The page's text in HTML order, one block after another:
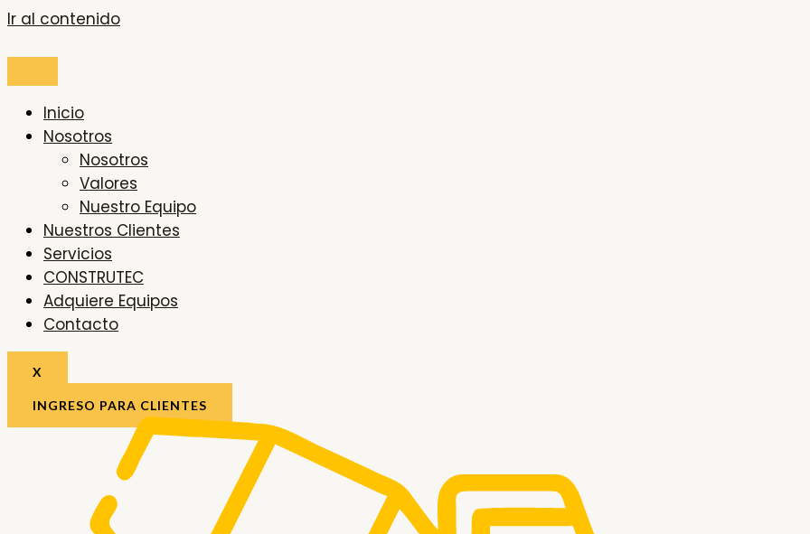
Ir al contenido
Inicio
Nosotros
Nosotros
Valores
Nuestro Equipo
Nuestros Clientes
Servicios
CONSTRUTEC
Adquiere Equipos
Contacto
X
INGRESO PARA CLIENTES